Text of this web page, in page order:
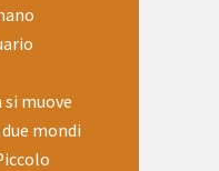
muove
mondi